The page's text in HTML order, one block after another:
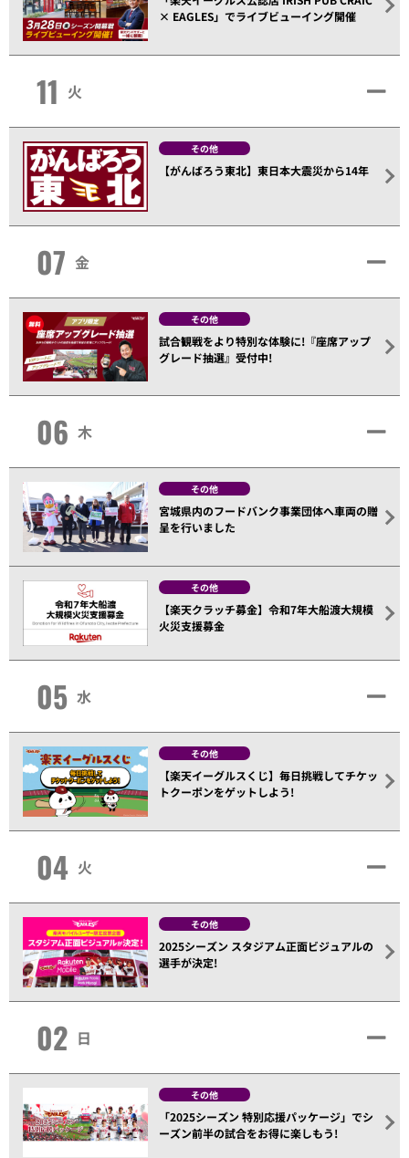
× EAGLES」でライブビューイング開催
11 火
その他
【がんばろう東北】東日本大震災から14年
07 金
その他
試合観戦をより特別な体験に!『座席アップ
グレード抽選』受付中!
06 木
その他
宮城県内のフードバンク事業団体へ車両の贈
呈を行いました
その他
【楽天クラッチ募金】令和7年大船渡大規模
火災支援募金
05 水
その他
【楽天イーグルスくじ】毎日挑戦してチケッ
トクーポンをゲットしよう!
04 火
その他
2025シーズン スタジアム正面ビジュアルの
選手が決定!
02 日
その他
「2025シーズン 特別応援パッケージ」でシ
ーズン前半の試合をお得に楽しもう!